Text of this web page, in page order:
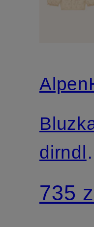
dirndl
KIM
735